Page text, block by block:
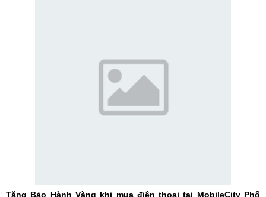
Tặng Bảo Hành Vàng khi mua điện thoại tại MobileCity Phố